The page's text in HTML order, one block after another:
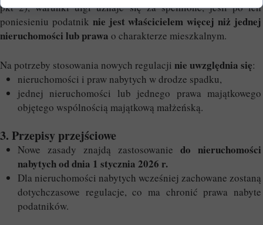
pkt 2), warunki ulgi uznaje się za spełnione, jeśli po ich
poniesieniu podatnik nie jest właścicielem więcej niż jednej
nieruchomości lub prawa o charakterze mieszkalnym.
Na potrzeby stosowania nowych regulacji nie uwzględnia się:
nieruchomości i praw nabytych w drodze spadku,
jednej nieruchomości lub jednego prawa majątkowego
objętego wspólnością majątkową małżeńską.
3. Przepisy przejściowe
Nowe zasady znajdą zastosowanie do nieruchomości
nabytych od dnia 1 stycznia 2026 r.
Dla nieruchomości nabytych wcześniej zachowane zostaną
dotychczasowe regulacje, co ma chronić prawa nabyte
podatników.